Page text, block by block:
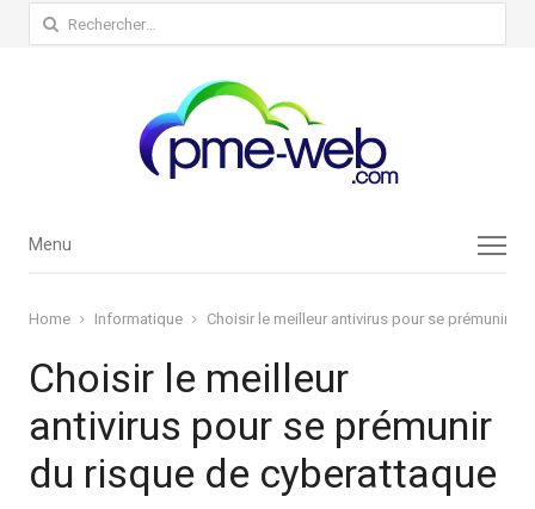
Rechercher :
Menu
Menu
Home Informatique Choisir le meilleur antivirus pour se prémunir
Choisir le meilleur
antivirus pour se prémunir
du risque de cyberattaque